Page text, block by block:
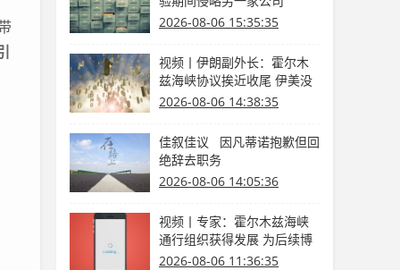
2026-08-06 15:35:35
视频丨伊朗副外长：霍尔木
兹海峡协议挨近收尾 伊美没
有商洽
2026-08-06 14:38:35
佳叙佳议 因凡蒂诺抱歉但回
绝辞去职务
2026-08-06 14:05:36
视频丨专家：霍尔木兹海峡
通行组织获得发展 为后续博
弈供给缓冲期
2026-08-06 11:36:35